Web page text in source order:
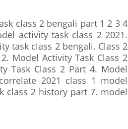
class 2 bengali part 1 2 3 4
activity task class 2 2021.
task class 2 bengali. Class 2
Model Activity Task Class 2
Task Class 2 Part 4. Model
2021 class 1 model
class 2 history part 7. model